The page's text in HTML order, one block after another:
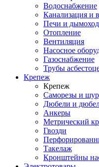
Водоснабжение
Канализация и
Печи и
Отопление
Вентиляция
Насосное
Газоснабжение
Трубы
Крепеж
Крепеж
Саморезы и
Дюбели и
Анкеры
Метрический
Гвозди
Такелаж
Кронштейны